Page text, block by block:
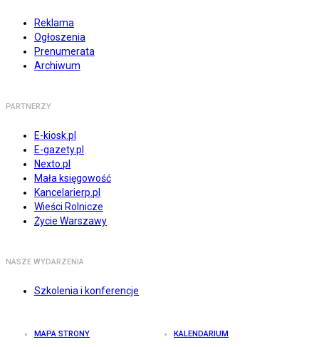
Reklama
Ogłoszenia
Prenumerata
Archiwum
PARTNERZY
E-kiosk.pl
E-gazety.pl
Nexto.pl
Mała księgowość
Kancelarierp.pl
Wieści Rolnicze
Życie Warszawy
NASZE WYDARZENIA
Szkolenia i konferencje
MAPA STRONY KALENDARIUM